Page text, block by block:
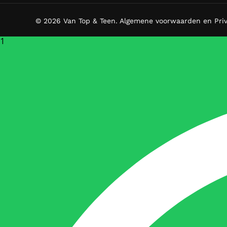
© 2026 Van Top & Teen. Algemene voorwaarden en
1